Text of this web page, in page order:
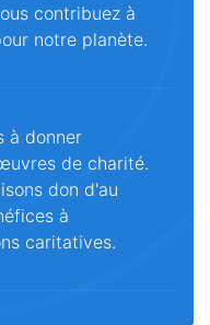
contribuez à
notre planète.
à donner
de charité.
don d'au
à
caritatives.